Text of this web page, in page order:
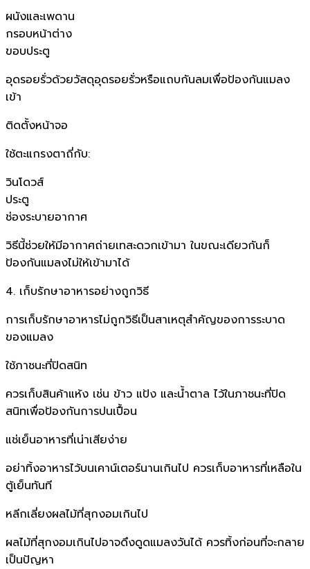
ผนังและเพดาน
กรอบหน้าต่าง
ขอบประตู
อุดรอยรั่วด้วยวัสดุอุดรอยรั่วหรือแถบกันลมเพื่อป้องกันแมลง
เข้า
ติดตั้งหน้าจอ
ใช้ตะแกรงตาถี่กับ:
วินโดวส์
ประตู
ช่องระบายอากาศ
วิธีนี้ช่วยให้มีอากาศถ่ายเทสะดวกเข้ามา ในขณะเดียวกันก็
ป้องกันแมลงไม่ให้เข้ามาได้
4. เก็บรักษาอาหารอย่างถูกวิธี
การเก็บรักษาอาหารไม่ถูกวิธีเป็นสาเหตุสำคัญของการระบาด
ของแมลง
ใช้ภาชนะที่ปิดสนิท
ควรเก็บสินค้าแห้ง เช่น ข้าว แป้ง และน้ำตาล ไว้ในภาชนะที่ปิด
สนิทเพื่อป้องกันการปนเปื้อน
แช่เย็นอาหารที่เน่าเสียง่าย
อย่าทิ้งอาหารไว้บนเคาน์เตอร์นานเกินไป ควรเก็บอาหารที่เหลือใน
ตู้เย็นทันที
หลีกเลี่ยงผลไม้ที่สุกงอมเกินไป
ผลไม้ที่สุกงอมเกินไปอาจดึงดูดแมลงวันได้ ควรทิ้งก่อนที่จะกลาย
เป็นปัญหา